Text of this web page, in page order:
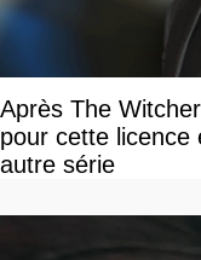
Après The
pour cette licence
autre série